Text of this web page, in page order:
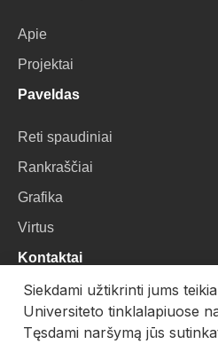
Apie
Projektai
Paveldas
Reti spaudiniai
Rankraščiai
Grafika
Virtus
Kontaktai
VU Biblioteka
Universiteto g. 3, LT-01122,
Siekdami užtikrinti jums
Universiteto tinklalapiuose
Tęsdami naršymą jūs